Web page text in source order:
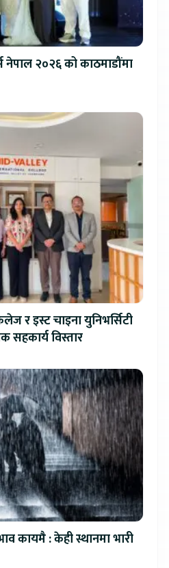
नेपाल २०२६ को काठमाडौंमा
र इस्ट चाइना युनिभर्सिटी
सहकार्य विस्तार
कायमै : केही स्थानमा भारी